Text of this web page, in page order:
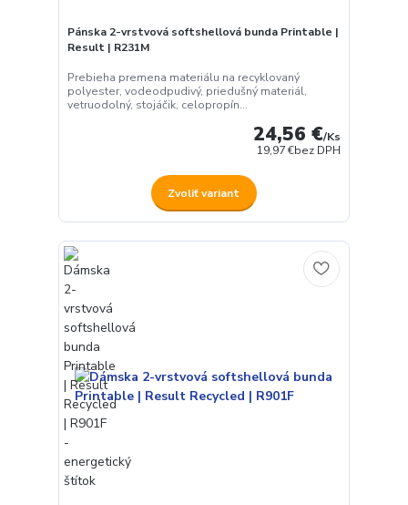
Pánska 2-vrstvová softshellová bunda Printable |
Result | R231M
Prebieha premena materiálu na recyklovaný
polyester, vodeodpudivý, priedušný materiál,
vetruodolný, stojáčik, celopropín...
24,56 €/Ks
19,97 €bez DPH
Zvoliť variant